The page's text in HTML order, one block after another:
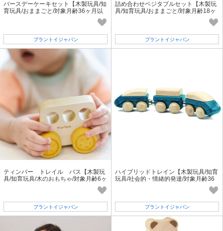
バースデーケーキセット【木製玩具/知
育玩具/おままごと/対象月齢36ヶ月以
プラントイジャパン
詰め合わせベジタブルセット【木製玩
具/知育玩具/おままごと/対象月齢18ヶ
プラントイジャパン
ティンバー トレイル バス【木製玩
具/知育玩具/木のおもちゃ/対象月齢6ヶ
プラントイジャパン
ハイブリッドトレイン【木製玩具/知育
玩具/社会的・情緒的発達/対象月齢36
プラントイジャパン